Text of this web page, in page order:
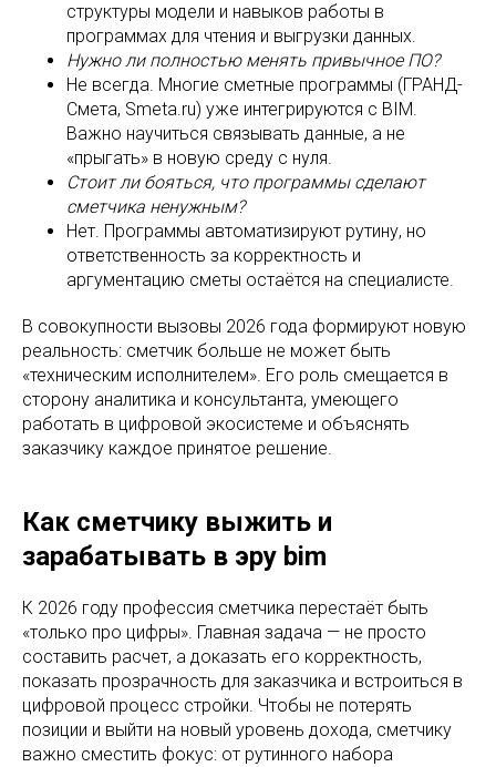
структуры модели и навыков работы в
программах для чтения и выгрузки данных.
Нужно ли полностью менять привычное ПО?
Не всегда. Многие сметные программы (ГРАНД-
Смета, Smeta.ru) уже интегрируются с BIM.
Важно научиться связывать данные, а не
«прыгать» в новую среду с нуля.
Стоит ли бояться, что программы сделают
сметчика ненужным?
Нет. Программы автоматизируют рутину, но
ответственность за корректность и
аргументацию сметы остаётся на специалисте.
В совокупности вызовы 2026 года формируют новую
реальность: сметчик больше не может быть
«техническим исполнителем». Его роль смещается в
сторону аналитика и консультанта, умеющего
работать в цифровой экосистеме и объяснять
заказчику каждое принятое решение.
Как сметчику выжить и
зарабатывать в эру bim
К 2026 году профессия сметчика перестаёт быть
«только про цифры». Главная задача — не просто
составить расчет, а доказать его корректность,
показать прозрачность для заказчика и встроиться в
цифровой процесс стройки. Чтобы не потерять
позиции и выйти на новый уровень дохода, сметчику
важно сместить фокус: от рутинного набора